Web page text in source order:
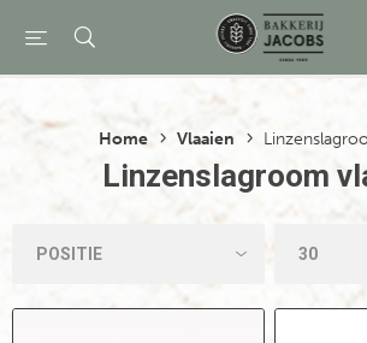
Home Vlaaien
Linzenslagroom